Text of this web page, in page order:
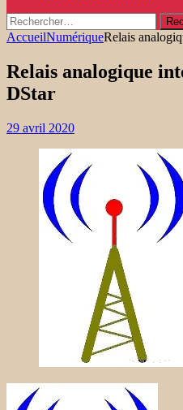
Rechercher :
AccueilNumériqueRelais
Relais analogique
DStar
29 avril 2020